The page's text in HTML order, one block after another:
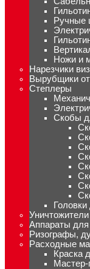
Ручные
Ножи и
Нарезчики
Вырубщики
Степлеры
Скобы
Аппараты для
Ризографы,
Расходные
Краска
Мастер-